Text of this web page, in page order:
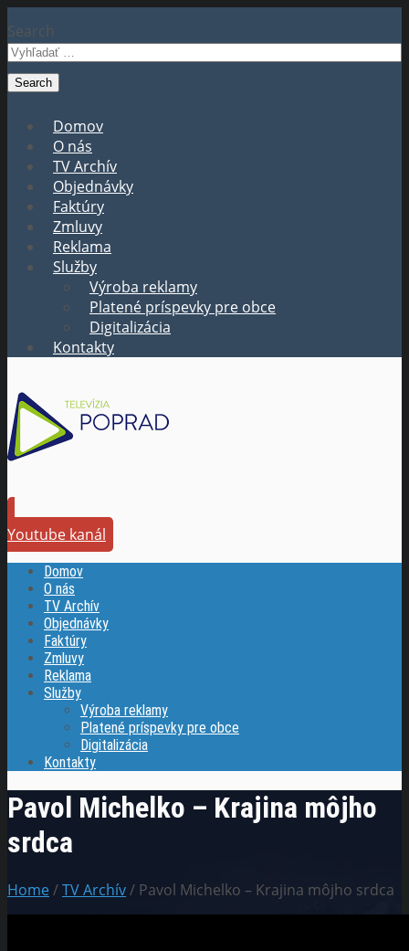
Search
Domov
O nás
TV Archív
Objednávky
Faktúry
Zmluvy
Reklama
Služby
Výroba reklamy
Platené príspevky pre obce
Digitalizácia
Kontakty
Youtube kanál
Domov
O nás
TV Archív
Objednávky
Faktúry
Zmluvy
Reklama
Služby
Výroba reklamy
Platené príspevky pre obce
Digitalizácia
Kontakty
Pavol Michelko – Krajina môjho
srdca
Home/TV Archív/ Pavol Michelko – Krajina môjho srdca